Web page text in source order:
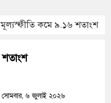
কমে ৯.১৬ শতাংশ
৬ জুলাই ২০২৬